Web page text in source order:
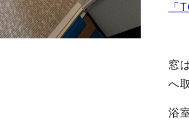
「
窓
へ
浴